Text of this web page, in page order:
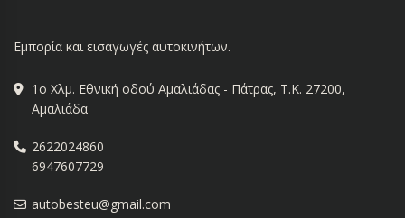
Εμπορία και εισαγωγές αυτοκινήτων.
1ο Χλμ. Εθνική οδού Αμαλιάδας - Πάτρας, Τ.Κ. 27200,
Αμαλιάδα
2622024860
6947607729
autobesteu@gmail.com